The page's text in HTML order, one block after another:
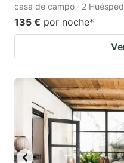
casa de campo · 2
135 € por noche*